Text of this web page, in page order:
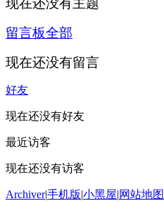
留言板全部
现在还没有留言
好友
现在还没有好友
最近访客
现在还没有访客
Archiver|手机版|小黑屋|网站地图